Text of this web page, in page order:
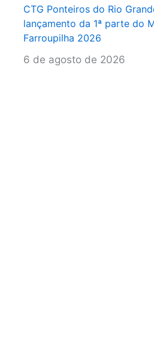
CTG Ponteiros do Rio
lançamento da 1ª parte do
Farroupilha 2026
6 de agosto de 2026